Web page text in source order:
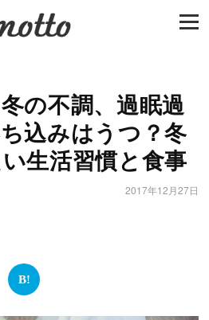
の不調、過眠過
込みはうつ？冬
生活習慣と食事
2017年12月27日